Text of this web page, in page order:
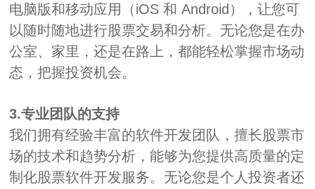
电脑版和移动应用（iOS 和 Android），让您可
以随时随地进行股票交易和分析。无论您是在办
公室、家里，还是在路上，都能轻松掌握市场动
态，把握投资机会。
3.专业团队的支持
我们拥有经验丰富的软件开发团队，擅长股票市
场的技术和趋势分析，能够为您提供高质量的定
制化股票软件开发服务。无论您是个人投资者还